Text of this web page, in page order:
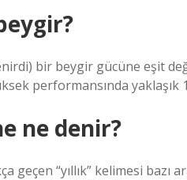
bir beygir gücüne eşit
performansında
ne denir?
geçen “yıllık” kelimesi